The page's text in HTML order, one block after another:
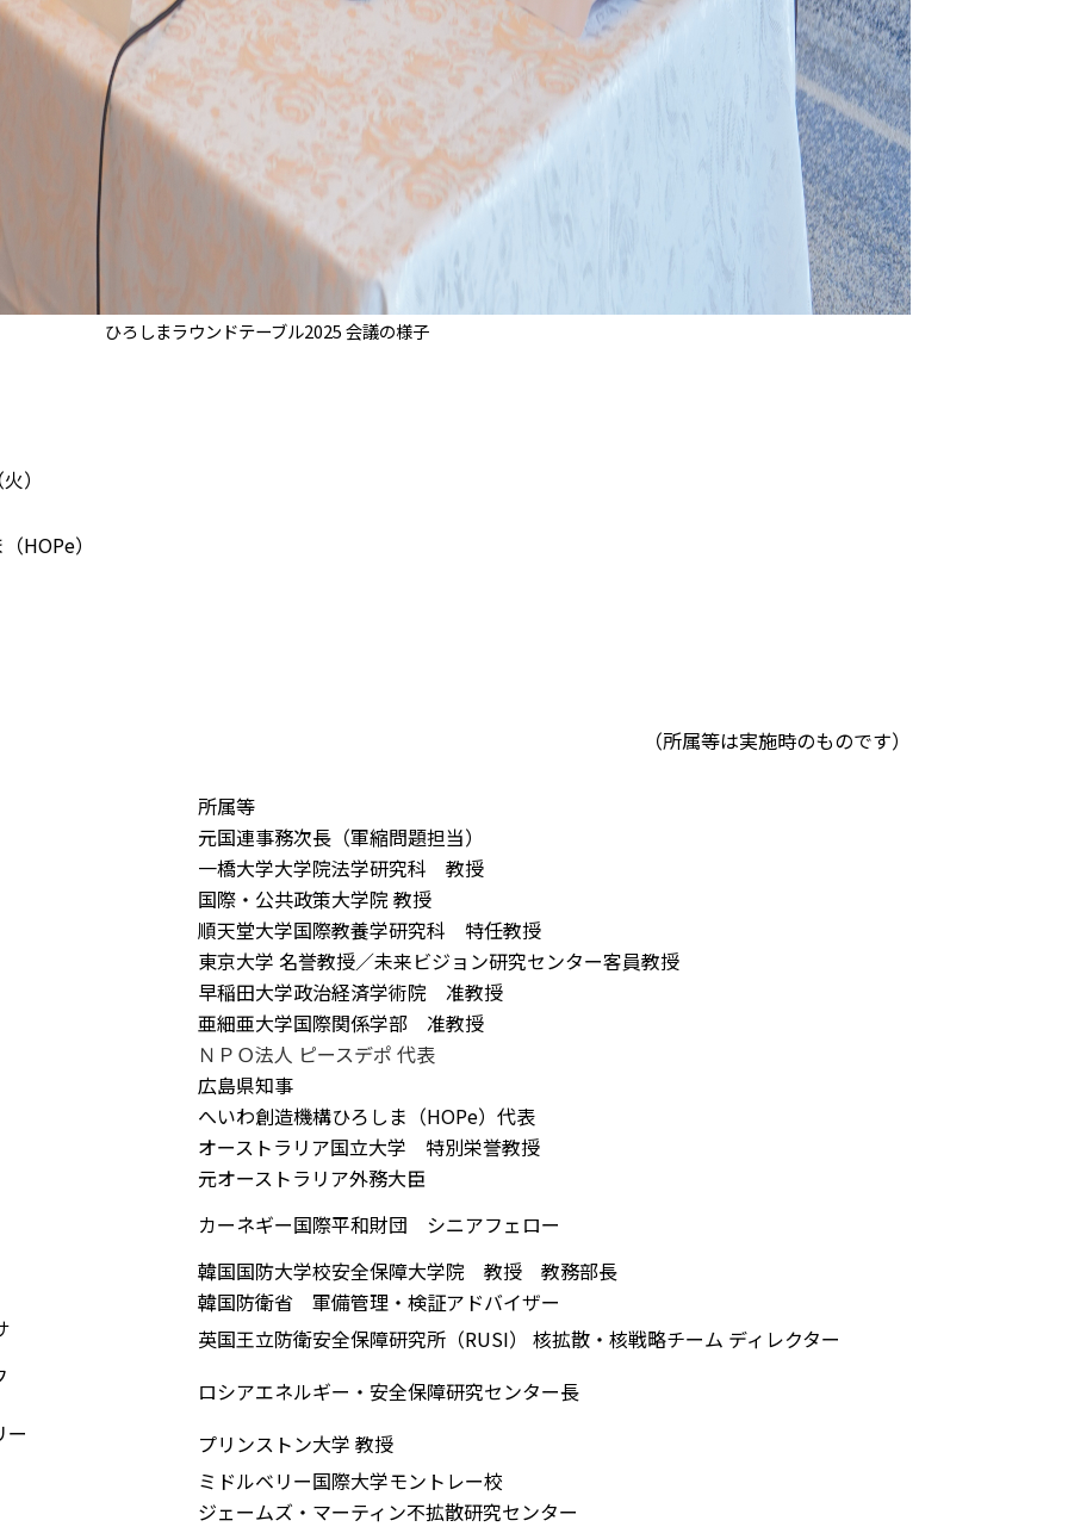
ひろしまラウンドテーブル2025 会議の様子
）
HOPe）
（所属等は実施時のものです）
所属等
元国連事務次長（軍縮問題担当）
一橋大学大学院法学研究科 教授
国際・公共政策大学院 教授
順天堂大学国際教養学研究科 特任教授
東京大学 名誉教授／未来ビジョン研究センター客員教授
早稲田大学政治経済学術院 准教授
亜細亜大学国際関係学部 准教授
ＮＰＯ法人 ピースデポ 代表
広島県知事
へいわ創造機構ひろしま（HOPe）代表
オーストラリア国立大学 特別栄誉教授
元オーストラリア外務大臣
カーネギー国際平和財団 シニアフェロー
韓国国防大学校安全保障大学院 教授 教務部長
韓国防衛省 軍備管理・検証アドバイザー
英国王立防衛安全保障研究所（RUSI） 核拡散・核戦略チーム ディレクター
ロシアエネルギー・安全保障研究センター長
ー
プリンストン大学 教授
ミドルベリー国際大学モントレー校
ジェームズ・マーティン不拡散研究センター